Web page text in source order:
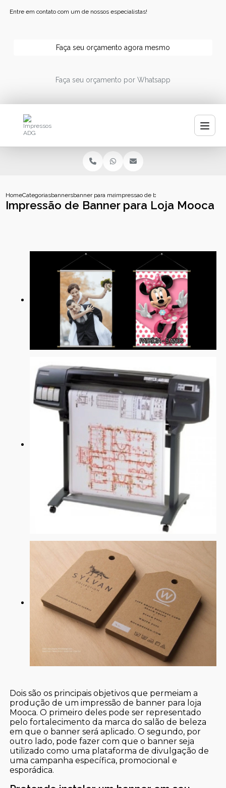
Entre em contato com um de nossos especialistas!
Faça seu orçamento agora mesmo
Faça seu orçamento por Whatsapp
HomeCategoriasbannersbanner para manicureimpressao de banner para loja mooca
Impressão de Banner para Loja Mooca
Dois são os principais objetivos que permeiam a
produção de um impressão de banner para loja
Mooca. O primeiro deles pode ser representado
pelo fortalecimento da marca do salão de beleza
em que o banner será aplicado. O segundo, por
outro lado, pode fazer com que o banner seja
utilizado como uma plataforma de divulgação de
uma campanha específica, promocional e
esporádica.